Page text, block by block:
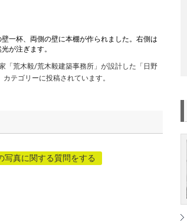
一杯、両側の壁に本棚が作られました。右側は
が注ぎます。
「荒木毅/荒木毅建築事務所」が設計した「日野
テゴリーに投稿されています。
写真に関する質問をする